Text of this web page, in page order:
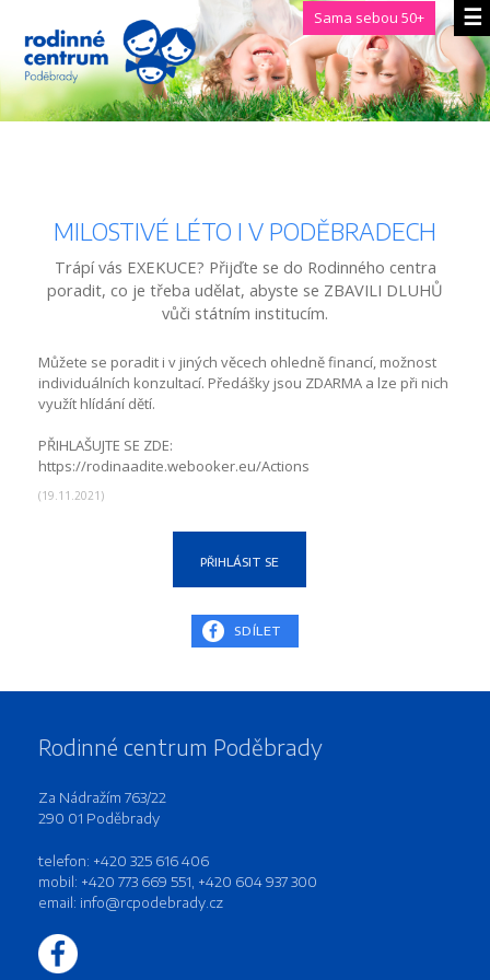
Sama sebou 50+
MILOSTIVÉ LÉTO I V PODĚBRADECH
Trápí vás EXEKUCE? Přijďte se do Rodinného centra
poradit, co je třeba udělat, abyste se ZBAVILI DLUHŮ
vůči státním institucím.
Můžete se poradit i v jiných věcech ohledně financí, možnost
individuálních konzultací. Předášky jsou ZDARMA a lze při nich
využít hlídání dětí.
PŘIHLAŠUJTE SE ZDE:
https://rodinaadite.webooker.eu/Actions
(19.11.2021)
PŘIHLÁSIT SE
SDÍLET
Rodinné centrum Poděbrady
Za Nádražím 763/22
290 01 Poděbrady
telefon: +420 325 616 406
mobil: +420 773 669 551, +420 604 937 300
email: info@rcpodebrady.cz